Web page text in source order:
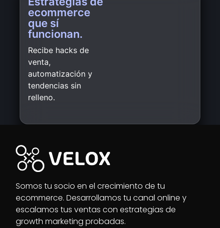
ecommerce
que sí
funcionan.
Recibe hacks de
venta,
automatización y
tendencias sin
relleno.
Somos tu socio en el crecimiento de tu
ecommerce. Desarrollamos tu canal online y
escalamos tus ventas con estrategias de
growth marketing probadas.